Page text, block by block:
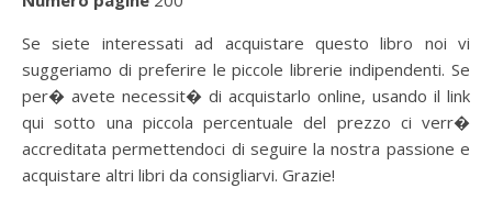
Se siete interessati ad acquistare questo libro noi vi
suggeriamo di preferire le piccole librerie indipendenti. Se
per� avete necessit� di acquistarlo online, usando il link
qui sotto una piccola percentuale del prezzo ci verr�
accreditata permettendoci di seguire la nostra passione e
acquistare altri libri da consigliarvi. Grazie!